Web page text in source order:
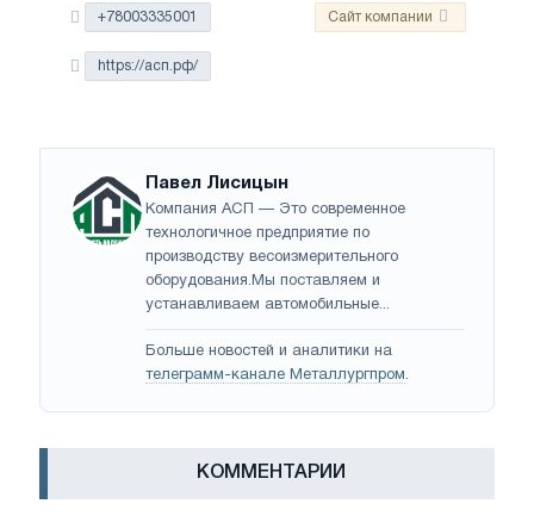
Сайт компании
+78003335001
https://асп.рф/
Павел Лисицын
Компания АСП — Это современное
технологичное предприятие по
производству весоизмерительного
оборудования.Мы поставляем и
устанавливаем автомобильные...
Больше новостей и аналитики на
телеграмм-канале Металлургпром.
КОММЕНТАРИИ